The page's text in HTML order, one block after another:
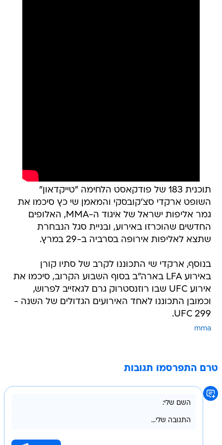
תוכנית 183 של פודקאסט הלחימה "טייקדאון"
השופט ארקדי סצ'קובסקי והמאמן שי כץ סיכמו את
גמר אליפות ישראל של איגוד ה-MMA, האלופים
החדשים שהוכרזו באירוע, ובניית סגל הנבחרת
שתצא לאליפות אירופה בסרביה ב-29 במרץ.
בנוסף, ארקדי שי התכוננו לקרב של סתיו קורן
באירוע LFA בארה"ב בסוף השבוע הקרוב, סיכמו את
אירוע UFC שבו רוזנסטרוק גרם לגאזייב לפרוש,
וכמובן התכוננו לאחד האירועים הגדולים של השנה -
UFC 299.
mma
טרם התפרסמו תגובות